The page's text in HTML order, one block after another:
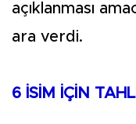
açıklanması
ara verdi.
6 İSİM İÇİN